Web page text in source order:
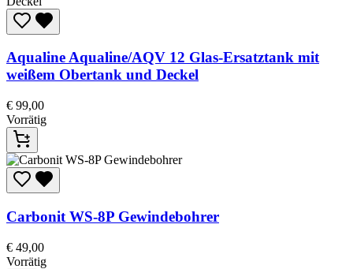
AqualineAqualine/AQV 12 Glas-Ersatztank mit
weißem Obertank und Deckel
€ 99,00
Vorrätig
Carbonit WS-8P Gewindebohrer
€ 49,00
Vorrätig